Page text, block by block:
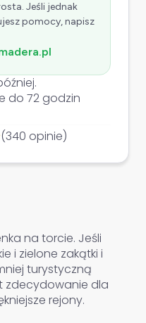
na torcie. Jeśli
i zielone zakątki i
turystyczną
zdecydowanie dla
rejony.
Jeśli jednak
pomocy, napisz
do 72 godzin
(340 opinie)